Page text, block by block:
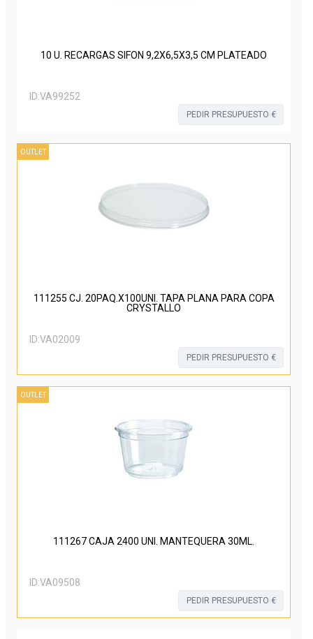
10 U. RECARGAS SIFON 9,2X6,5X3,5 CM PLATEADO
ID:VA99252
PEDIR PRESUPUESTO €
OUTLET
111255 CJ. 20PAQ.X100UNI. TAPA PLANA PARA COPA
CRYSTALLO
ID:VA02009
PEDIR PRESUPUESTO €
OUTLET
111267 CAJA 2400 UNI. MANTEQUERA 30ML.
ID:VA09508
PEDIR PRESUPUESTO €